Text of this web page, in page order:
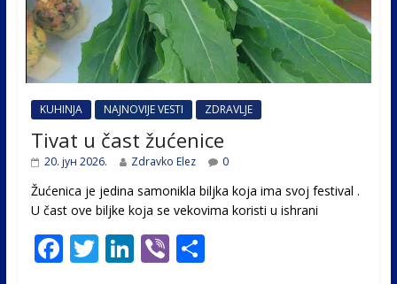
KUHINJA NAJNOVIJE VESTI ZDRAVLJE
Tivat u čast žućenice
20. јун 2026. Zdravko Elez 0
Žućenica je jedina samonikla biljka koja ima svoj festival .
U čast ovе biljke koja se vekovima koristi u ishrani
F T Li Vi S